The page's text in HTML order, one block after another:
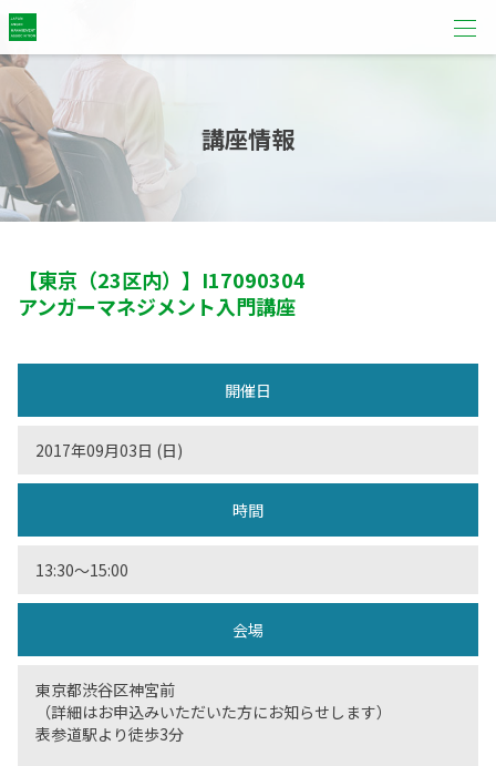
講座情報
【東京（23区内）】 I17090304
アンガーマネジメント入門講座
開催日
2017年09月03日 (日)
時間
13:30〜15:00
会場
東京都渋谷区神宮前
（詳細はお申込みいただいた方にお知らせします）
表参道駅より徒歩3分